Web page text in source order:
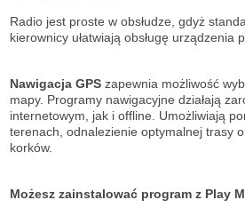
Radio jest proste w obsłudze, gdyż
kierownicy ułatwiają obsługę urządzenia
Nawigacja GPS zapewnia możliwość
mapy. Programy nawigacyjne działają
internetowym, jak i offline. Umożliwiają
terenach, odnalezienie optymalnej trasy
korków.
Możesz zainstalować program z Play